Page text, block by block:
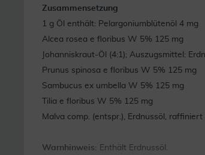
Zusammensetzung
1 g Öl enthält: Pelargoniumblütenöl 4 mg
Alcea rosea e floribus W 5% 125 mg
Johanniskraut-Öl (4:1); Auszugsmittel:
Prunus spinosa e floribus W 5% 125 mg
Sambucus ex umbella W 5% 125 mg
Tilia e floribus W 5% 125 mg
Malva comp. (entspr.), Erdnussöl, raffiniert
Warnhinweis: Enthält Erdnussöl.